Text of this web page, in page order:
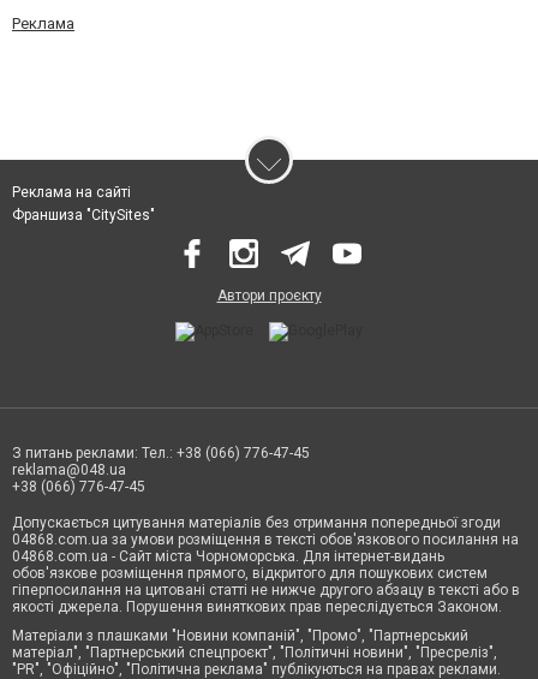
Реклама
Реклама на сайті
Франшиза "CitySites"
Автори проєкту
З питань реклами: Тел.: +38 (066) 776-47-45
reklama@048.ua
+38 (066) 776-47-45
Допускається цитування матеріалів без отримання попередньої згоди
04868.com.ua за умови розміщення в тексті обов'язкового посилання на
04868.com.ua - Сайт міста Чорноморська. Для інтернет-видань
обов'язкове розміщення прямого, відкритого для пошукових систем
гіперпосилання на цитовані статті не нижче другого абзацу в тексті або в
якості джерела. Порушення виняткових прав переслідується Законом.
Матеріали з плашками "Новини компаній", "Промо", "Партнерський
матеріал", "Партнерський спецпроєкт", "Політичні новини", "Пресреліз",
"PR", "Офіційно", "Політична реклама" публікуються на правах реклами.